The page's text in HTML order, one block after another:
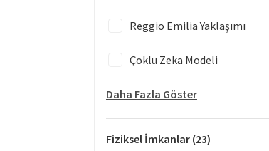
Reggio Emilia Yaklaşımı
Çoklu Zeka Modeli
Daha Fazla Göster
Fiziksel İmkanlar (23)